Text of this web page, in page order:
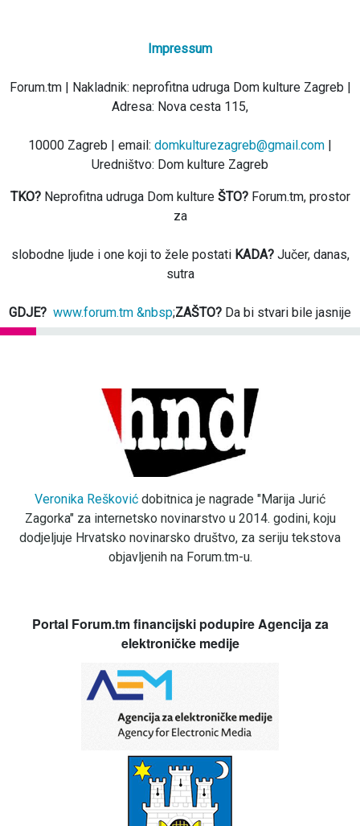
Impressum
Forum.tm | Nakladnik: neprofitna udruga Dom kulture Zagreb |
Adresa: Nova cesta 115,
10000 Zagreb | email: domkulturezagreb@gmail.com |
Uredništvo: Dom kulture Zagreb
TKO?Neprofitna udruga Dom kulture ŠTO?Forum.tm, prostor
za
slobodne ljude i one koji to žele postati KADA?Jučer, danas,
sutra
GDJE? www.forum.tm &nbsp;ZAŠTO? Da bi stvari bile jasnije
Veronika Rešković dobitnica je nagrade "Marija Jurić
Zagorka" za internetsko novinarstvo u 2014. godini, koju
dodjeljuje Hrvatsko novinarsko društvo, za seriju tekstova
objavljenih na Forum.tm-u.
Portal Forum.tm financijski podupire Agencija za
elektroničke medije